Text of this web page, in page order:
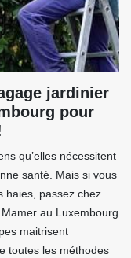
jardinier
pour
qu’elles nécessitent
santé. Mais si vous
haies, passez chez
au Luxembourg
maitrisent
toutes les méthodes